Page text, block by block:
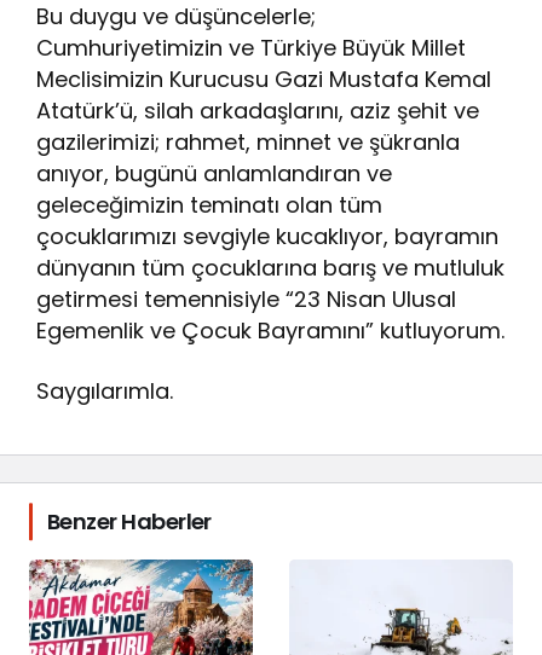
Bu duygu ve düşüncelerle;
Cumhuriyetimizin ve Türkiye Büyük Millet
Meclisimizin Kurucusu Gazi Mustafa Kemal
Atatürk’ü, silah arkadaşlarını, aziz şehit ve
gazilerimizi; rahmet, minnet ve şükranla
anıyor, bugünü anlamlandıran ve
geleceğimizin teminatı olan tüm
çocuklarımızı sevgiyle kucaklıyor, bayramın
dünyanın tüm çocuklarına barış ve mutluluk
getirmesi temennisiyle “23 Nisan Ulusal
Egemenlik ve Çocuk Bayramını” kutluyorum.
Saygılarımla.
Benzer Haberler